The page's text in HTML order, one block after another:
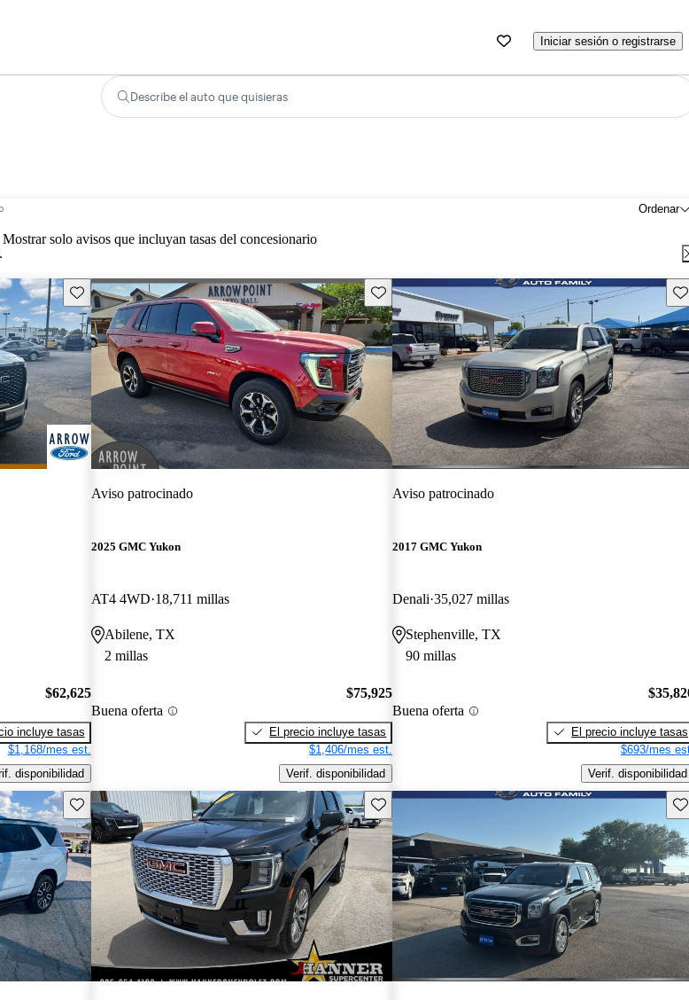
Iniciar sesión o registrarse
Describe el auto que quisieras
Ordenar
Mostrar solo avisos que incluyan tasas del concesionario
Guarda este Aviso
$62,625
incluye tasas
$1,168/mes est.
disponibilidad
Guarda este Aviso
Aviso patrocinado
2025 GMC Yukon
AT4 4WD 18,711 millas
Abilene, TX
2 millas
Buena oferta
$75,925
El precio incluye tasas
$1,406/mes est.
Verif. disponibilidad
Aviso patrocinado
2017 GMC Yukon
Denali 35,027 millas
Stephenville, TX
90 millas
Buena oferta
El precio incluye tasas
$693/mes
Verif. disponibilidad
Guarda este Aviso Guarda este Aviso